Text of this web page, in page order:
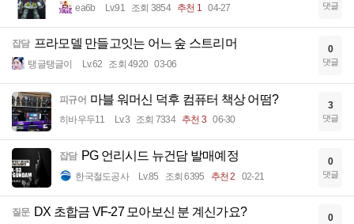
ea6b Lv.91 조회 3854 추천 1 04-27 댓글
잡담 프라모델 만들고잇는 어느 숲 스트리머
탱글탱글이 Lv.62 조회 4920 03-06
0
댓글
피규어 마블 워머신 덕후 컴퓨터 책상 어떰?
히바우두11 Lv.3 조회 7334 추천 3 06-30
3
댓글
잡담 PG 언리시드 뉴건담 발매예정
한국철도공사 Lv.85 조회 6395 추천 2 02-21
0
댓글
질문 DX 초합금 VF-27 모아보신 분 계신가요? 0